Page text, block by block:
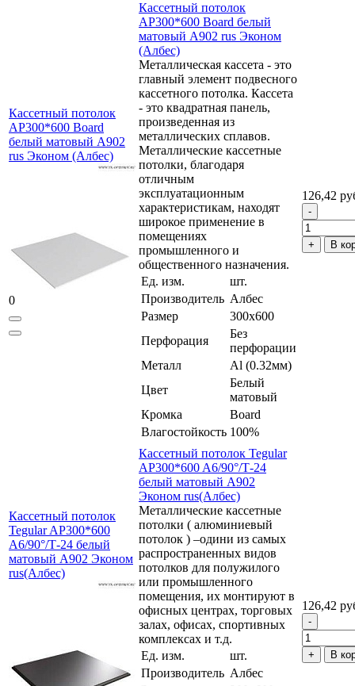
Кассетный потолок
AP300*600 Board
белый матовый А902
rus Эконом (Албес)
0
Кассетный потолок
AP300*600 Board белый
матовый А902 rus Эконом
(Албес)
Металлическая кассета - это
главный элемент подвесного
кассетного потолка. Кассета
- это квадратная панель,
произведенная из
металлических сплавов.
Металлические кассетные
потолки, благодаря
отличным
эксплуатационным
характеристикам, находят
широкое применение в
помещениях
промышленного и
общественного назначения.
Ед. изм.
шт.
Производитель Албес
Размер
300x600
Перфорация
Без
перфорации
Металл
Al (0.32мм)
Цвет
Белый
матовый
Кромка
Board
Влагостойкость 100%
126,42
В
Кассетный потолок
Tegular AP300*600
A6/90°/Т-24 белый
матовый А902 Эконом
rus(Албес)
Кассетный потолок Tegular
AP300*600 A6/90°/Т-24
белый матовый А902
Эконом rus(Албес)
Металлические кассетные
потолки ( алюминиевый
потолок ) –одини из самых
распространенных видов
потолков для полужилого
или промышленного
помещения, их монтируют в
офисных центрах, торговых
залах, офисах, спортивных
комплексах и т.д.
Ед. изм.
шт.
Производитель Албес
126,42
В